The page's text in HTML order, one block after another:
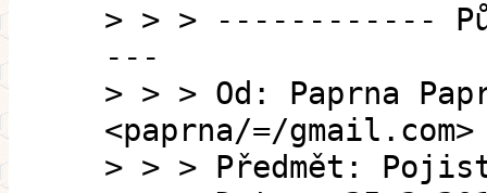
> > > ------------
---
> > > Od: Paprna
<paprna/=/gmail.com>
> > > Předmět: